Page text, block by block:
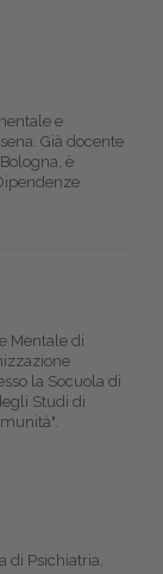
e
Già docente
è
Mentale di
la Socuola di
Studi di
di Psichiatria,